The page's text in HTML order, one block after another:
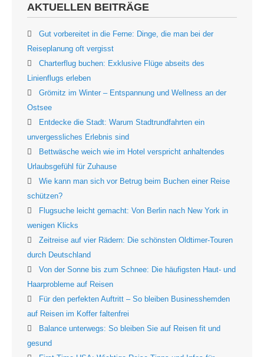
AKTUELLEN BEITRÄGE
Gut vorbereitet in die Ferne: Dinge, die man bei der
Reiseplanung oft vergisst
Charterflug buchen: Exklusive Flüge abseits des
Linienflugs erleben
Grömitz im Winter – Entspannung und Wellness an der
Ostsee
Entdecke die Stadt: Warum Stadtrundfahrten ein
unvergessliches Erlebnis sind
Bettwäsche weich wie im Hotel verspricht anhaltendes
Urlaubsgefühl für Zuhause
Wie kann man sich vor Betrug beim Buchen einer Reise
schützen?
Flugsuche leicht gemacht: Von Berlin nach New York in
wenigen Klicks
Zeitreise auf vier Rädern: Die schönsten Oldtimer-Touren
durch Deutschland
Von der Sonne bis zum Schnee: Die häufigsten Haut- und
Haarprobleme auf Reisen
Für den perfekten Auftritt – So bleiben Businesshemden
auf Reisen im Koffer faltenfrei
Balance unterwegs: So bleiben Sie auf Reisen fit und
gesund